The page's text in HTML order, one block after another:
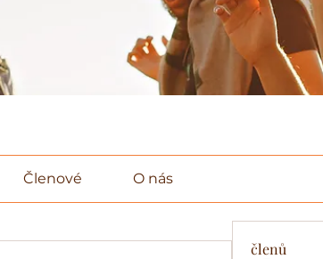
Členové O nás
členů